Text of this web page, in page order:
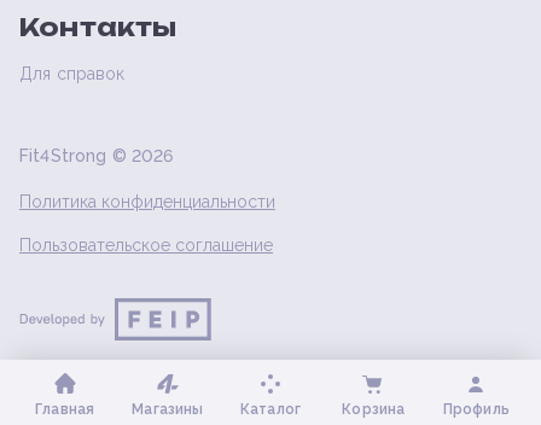
Контакты
Для справок
Fit4Strong © 2026
Политика конфиденциальности
Пользовательское соглашение
Главная Магазины Каталог Корзина Профиль